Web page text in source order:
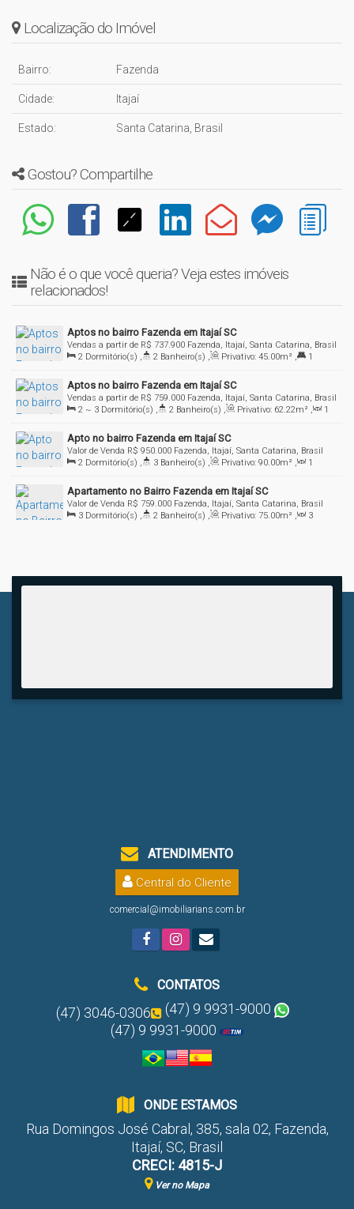
Localização do Imóvel
Bairro: Fazenda
Cidade: Itajaí
Estado: Santa Catarina, Brasil
Gostou? Compartilhe
Não é o que você queria? Veja estes imóveis
relacionados!
Aptos no bairro Fazenda em Itajaí SC
R$ 737.900
Vendas a partir de
Fazenda, Itajaí, Santa Catarina, Brasil
2 Dormitório(s) , 2 Banheiro(s) , Privativo: 45.00m² ,
1
Suíte(s) , 1 Vaga(s)
Aptos no bairro Fazenda em Itajaí SC
R$ 759.000
Vendas a partir de
Fazenda, Itajaí, Santa Catarina, Brasil
2 ~ 3 Dormitório(s) , 2 Banheiro(s) , Privativo: 62.22m² ,
1
Sala(s) , 1 Suíte(s) , 1 Vaga(s) , Útil: 62.22m²
Apto no bairro Fazenda em Itajaí SC
R$ 950.000
Valor de Venda
Fazenda, Itajaí, Santa Catarina, Brasil
2 Dormitório(s) , 3 Banheiro(s) , Privativo: 90.00m² ,
1
Sala(s) , 2 Suíte(s) , Total: 164.00m² , 2 Vaga(s)
Apartamento no Bairro Fazenda em Itajaí SC
R$ 759.000
Valor de Venda
Fazenda, Itajaí, Santa Catarina, Brasil
3 Dormitório(s) , 2 Banheiro(s) , Privativo: 75.00m² ,
3
ATENDIMENTO
Central do Cliente
comercial@imobiliarians.com.br
CONTATOS
(47) 3046-0306
(47) 9 9931-9000
(47) 9 9931-9000
ONDE ESTAMOS
Rua Domingos José Cabral, 385, sala 02, Fazenda,
Itajaí, SC, Brasil
CRECI: 4815-J
Ver no Mapa